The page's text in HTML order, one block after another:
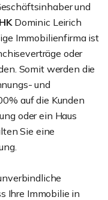
und
Dominic Leirich
Immobilienfirma ist
oder
Somit werden die
und
auf die Kunden
oder ein Haus
Sie eine
Ihre Immobilie in